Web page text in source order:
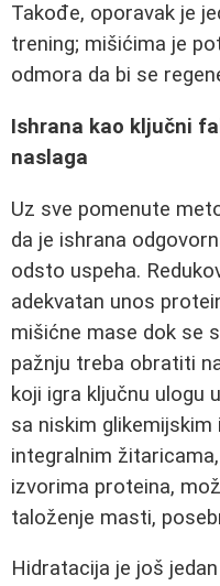
Takođe, oporavak je
trening; mišićima je
odmora da bi se
Ishrana kao ključni
naslaga
Uz sve pomenute
da je ishrana
odsto uspeha.
adekvatan unos
mišićne mase dok se
pažnju treba obratiti
koji igra ključnu ulogu
sa niskim glikemijskim
integralnim
izvorima proteina,
taloženje masti,
Hidratacija je još